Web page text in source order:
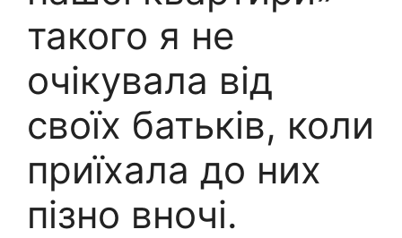
такого я не
очікувала від
своїх батьків, коли
приїхала до них
пізно вночі.